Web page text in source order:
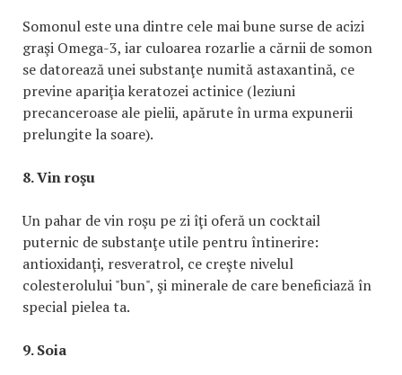
Somonul este una dintre cele mai bune surse de acizi
graşi Omega-3, iar culoarea rozarlie a cărnii de somon
se datorează unei substanţe numită astaxantină, ce
previne apariţia keratozei actinice (leziuni
precanceroase ale pielii, apărute în urma expunerii
prelungite la soare).
8. Vin roşu
Un pahar de vin roşu pe zi îţi oferă un cocktail
puternic de substanţe utile pentru întinerire:
antioxidanţi, resveratrol, ce creşte nivelul
colesterolului "bun", şi minerale de care beneficiază în
special pielea ta.
9. Soia